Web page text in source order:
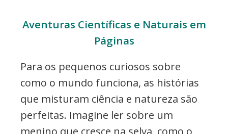
Aventuras Científicas e Naturais em
Páginas
Para os pequenos curiosos sobre
como o mundo funciona, as histórias
que misturam ciência e natureza são
perfeitas. Imagine ler sobre um
menino que cresce na selva, como o